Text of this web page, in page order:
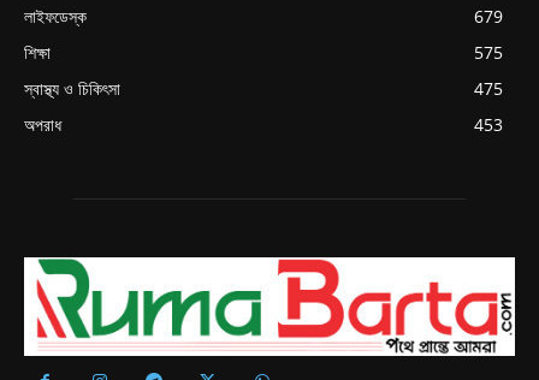
লাইফডেস্ক
679
শিক্ষা
575
স্বাস্থ্য ও চিকিৎসা
475
অপরাধ
453